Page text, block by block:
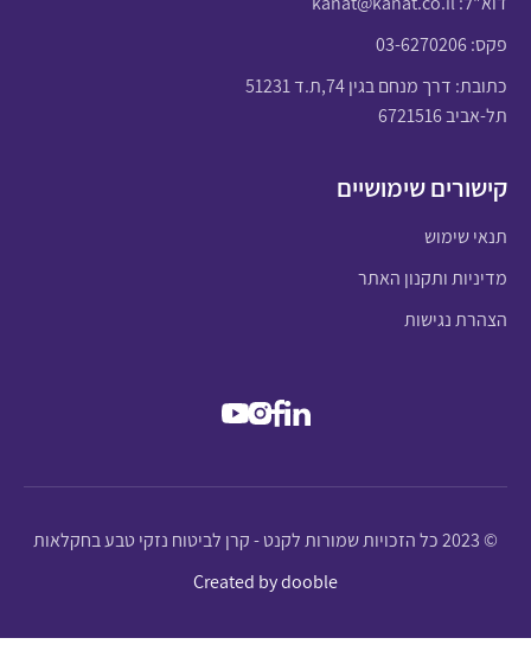
פקס: 03-6270206
כתובת: דרך מנחם בגין 74,ת.ד 51231
תל-אביב 6721516
קישורים שימושיים
תנאי שימוש
מדיניות ותקנון האתר
הצהרת נגישות
© 2023 כל הזכויות שמורות לקנט - קרן לביטוח נזקי טבע בחקלאות
Created by dooble